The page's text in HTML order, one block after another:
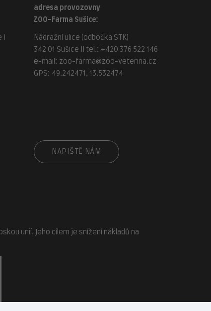
adresa provozovny
ZOO-Farma Sušice:
Nádražní ulice (odbočka STK)
342 01 Sušice II tel.: +420 376 522 146
e-mail: zoo-farma@zoo-veterina.cz
GPS: 49.242471, 13.532474
NAPIŠTĚ NÁM
unií. Jeho cílem je snížení nákladů na